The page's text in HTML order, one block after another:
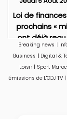
Loi de
prochains «
ont déjà
de
Breaking news |
Business | Digital &
Loisir | Sport Maroc
émissions de L'ODJ TV |